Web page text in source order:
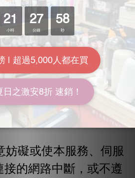
能；
常資訊流程、導致螢幕
用者能夠輸入的速度
其他方式令其他使用
的能力受到負面的影
妨礙或使本服務、伺服
的網路中斷，或不遵